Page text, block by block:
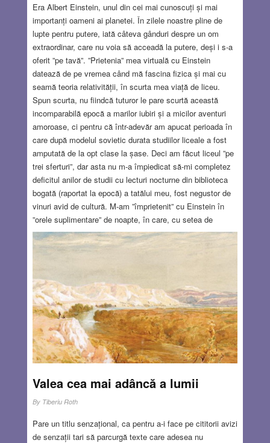
Era Albert Einstein, unul din cei mai cunoscuți și mai
importanți oameni ai planetei. În zilele noastre pline de
lupte pentru putere, iată câteva gânduri despre un om
extraordinar, care nu voia să acceadă la putere, deși i s-a
oferit ”pe tavă”. ”Prietenia” mea virtuală cu Einstein
datează de pe vremea când mă fascina fizica și mai cu
seamă teoria relativității, în scurta mea viață de liceu.
Spun scurta, nu fiindcă tuturor le pare scurtă această
incomparabilă epocă a marilor iubiri și a micilor aventuri
amoroase, ci pentru că într-adevăr am apucat perioada în
care după modelul sovietic durata studiilor liceale a fost
amputată de la opt clase la șase. Deci am făcut liceul ”pe
trei sferturi”, dar asta nu m-a împiedicat să-mi completez
deficitul anilor de studii cu lecturi nocturne din biblioteca
bogată (raportat la epocă) a tatălui meu, fost negustor de
vinuri avid de cultură. M-am ”împrietenit” cu Einstein în
”orele suplimentare” de noapte, în care, cu setea de
adevăr a copilului maturizat precoce, căutam răspunsuri la
marile nedumeriri cu care m-a confruntat viața. Printre ele
digerat postulatele și demonstrațiile fizicii newtoniene.
Simpatia mea pentru Einstein se baza și pe similitudinea
vârstei în care am început studiile universitare, la 16 ani –
el la Universitatea Federală Politehnică din Zűrich (ETH),
eu la Institutul Politehnic Timișoara (IPT).
Read more…
AUG 6, 2020 14 COMMENTS
Valea cea mai adâncă a lumii
By Tiberiu Roth
Pare un titlu senzațional, ca pentru a-i face pe cititorii avizi
de senzații tari să parcurgă texte care adesea nu